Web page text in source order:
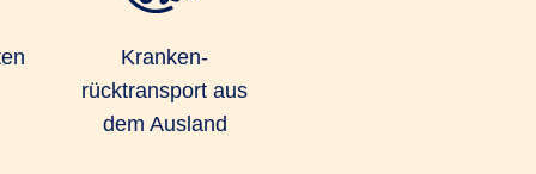
Kranken­
rücktransport aus
dem Ausland